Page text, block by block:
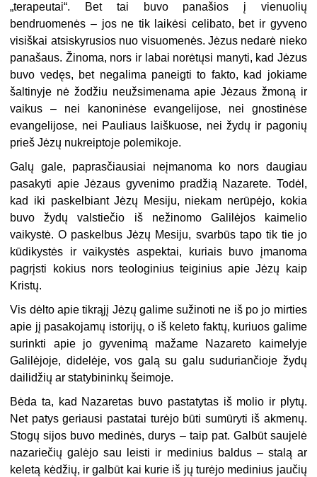
„terapeutai“. Bet tai buvo panašios į vienuolių
bendruomenės – jos ne tik laikėsi celibato, bet ir gyveno
visiškai atsiskyrusios nuo visuomenės. Jėzus nedarė nieko
panašaus. Žinoma, nors ir labai norėtųsi manyti, kad Jėzus
buvo vedęs, bet negalima paneigti to fakto, kad jokiame
šaltinyje nė žodžiu neužsimenama apie Jėzaus žmoną ir
vaikus – nei kanoninėse evangelijose, nei gnostinėse
evangelijose, nei Pauliaus laiškuose, nei žydų ir pagonių
prieš Jėzų nukreiptoje polemikoje.
Galų gale, paprasčiausiai neįmanoma ko nors daugiau
pasakyti apie Jėzaus gyvenimo pradžią Nazarete. Todėl,
kad iki paskelbiant Jėzų Mesiju, niekam nerūpėjo, kokia
buvo žydų valstiečio iš nežinomo Galilėjos kaimelio
vaikystė. O paskelbus Jėzų Mesiju, svarbūs tapo tik tie jo
kūdikystės ir vaikystės aspektai, kuriais buvo įmanoma
pagrįsti kokius nors teologinius teiginius apie Jėzų kaip
Kristų.
Vis dėlto apie tikrąjį Jėzų galime sužinoti ne iš po jo mirties
apie jį pasakojamų istorijų, o iš keleto faktų, kuriuos galime
surinkti apie jo gyvenimą mažame Nazareto kaimelyje
Galilėjoje, didelėje, vos galą su galu suduriančioje žydų
dailidžių ar statybininkų šeimoje.
Bėda ta, kad Nazaretas buvo pastatytas iš molio ir plytų.
Net patys geriausi pastatai turėjo būti sumūryti iš akmenų.
Stogų sijos buvo medinės, durys – taip pat. Galbūt saujelė
nazariečių galėjo sau leisti ir medinius baldus – stalą ar
keletą kėdžių, ir galbūt kai kurie iš jų turėjo medinius jaučių